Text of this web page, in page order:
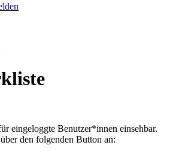
eingeloggte Benutzer*innen einsehbar.
den folgenden Button an: